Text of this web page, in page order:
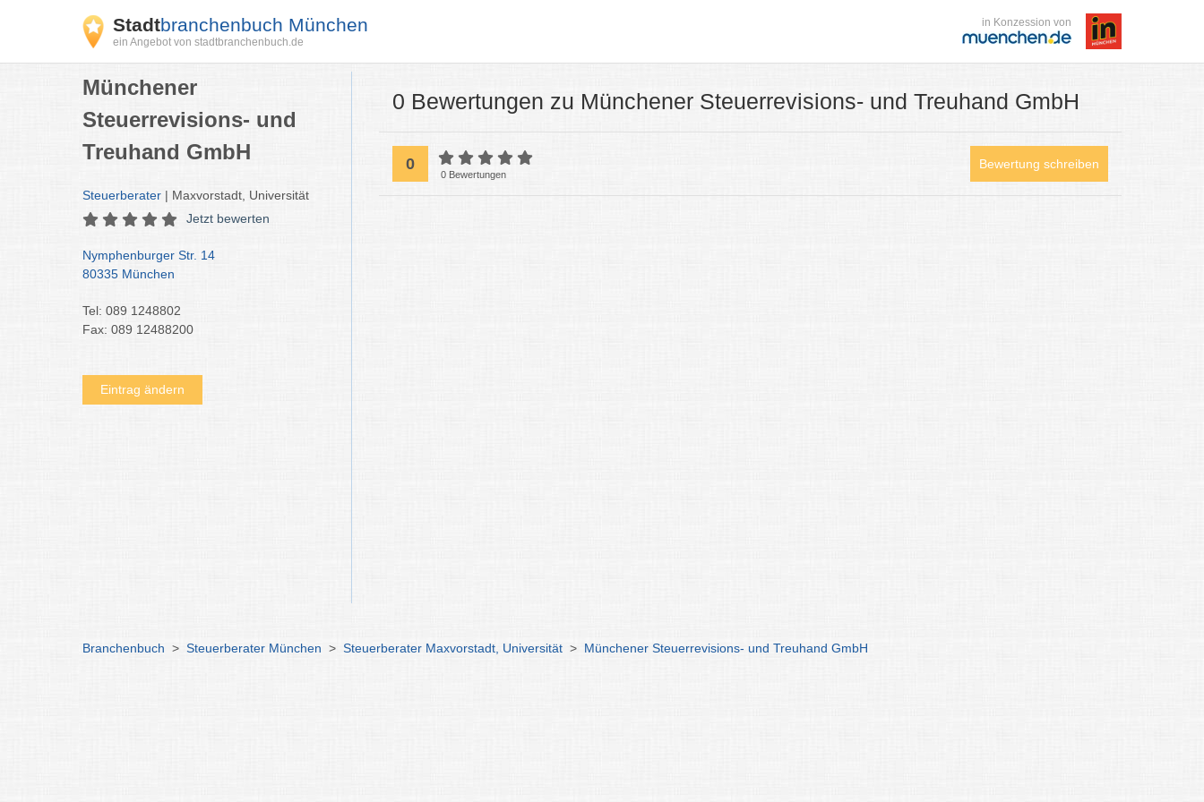
Stadtbranchenbuch München
ein Angebot von stadtbranchenbuch.de
in Konzession von
Münchener
Steuerrevisions- und
Treuhand GmbH
Steuerberater | Maxvorstadt, Universität
Jetzt bewerten
Nymphenburger Str. 14
80335 München
Tel: 089 1248802
Fax: 089 12488200
Eintrag ändern
0 Bewertungen zu Münchener Steuerrevisions- und Treuhand GmbH
0
0 Bewertungen
Bewertung schreiben
Branchenbuch > Steuerberater München > Steuerberater Maxvorstadt, Universität > Münchener Steuerrevisions- und Treuhand GmbH